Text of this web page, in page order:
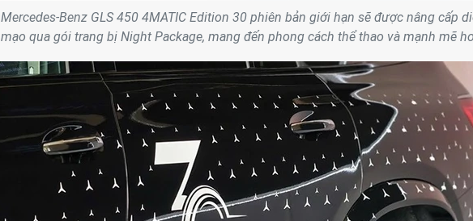
Mercedes-Benz GLS 450 4MATIC Edition 30 phiên bản giới hạn sẽ được nâng cấp
mạo qua gói trang bị Night Package, mang đến phong cách thể thao và mạnh mẽ